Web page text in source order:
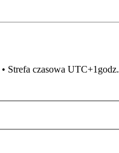
• Strefa czasowa UTC+1godz.